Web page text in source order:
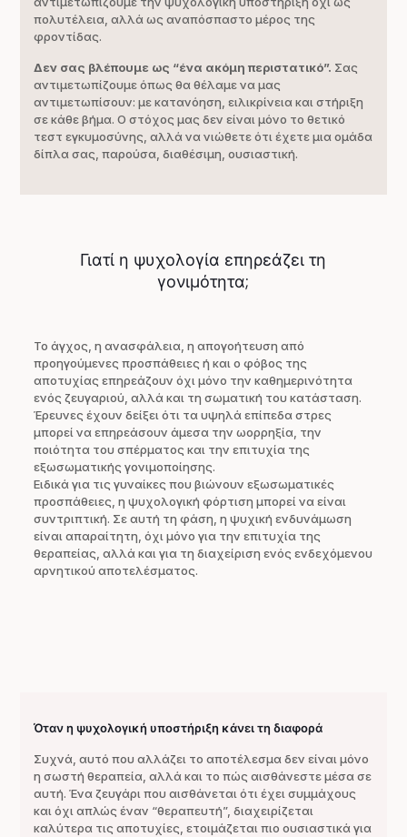
πολυτέλεια, αλλά ως αναπόσπαστο μέρος της
φροντίδας.
Δεν σας βλέπουμε ως “ένα ακόμη περιστατικό”. Σας
αντιμετωπίζουμε όπως θα θέλαμε να μας
αντιμετωπίσουν: με κατανόηση, ειλικρίνεια και στήριξη
σε κάθε βήμα. Ο στόχος μας δεν είναι μόνο το θετικό
τεστ εγκυμοσύνης, αλλά να νιώθετε ότι έχετε μια ομάδα
δίπλα σας, παρούσα, διαθέσιμη, ουσιαστική.
Γιατί η ψυχολογία επηρεάζει τη
γονιμότητα;
Το άγχος, η ανασφάλεια, η απογοήτευση από
προηγούμενες προσπάθειες ή και ο φόβος της
αποτυχίας επηρεάζουν όχι μόνο την καθημερινότητα
ενός ζευγαριού, αλλά και τη σωματική του κατάσταση.
Έρευνες έχουν δείξει ότι τα υψηλά επίπεδα στρες
μπορεί να επηρεάσουν άμεσα την ωορρηξία, την
ποιότητα του σπέρματος και την επιτυχία της
εξωσωματικής γονιμοποίησης.
Ειδικά για τις γυναίκες που βιώνουν εξωσωματικές
προσπάθειες, η ψυχολογική φόρτιση μπορεί να είναι
συντριπτική. Σε αυτή τη φάση, η ψυχική ενδυνάμωση
είναι απαραίτητη, όχι μόνο για την επιτυχία της
θεραπείας, αλλά και για τη διαχείριση ενός ενδεχόμενου
αρνητικού αποτελέσματος.
Όταν η ψυχολογική υποστήριξη κάνει τη διαφορά
Συχνά, αυτό που αλλάζει το αποτέλεσμα δεν είναι μόνο
η σωστή θεραπεία, αλλά και το πώς αισθάνεστε μέσα σε
αυτή. Ένα ζευγάρι που αισθάνεται ότι έχει συμμάχους
και όχι απλώς έναν “θεραπευτή”, διαχειρίζεται
καλύτερα τις αποτυχίες, ετοιμάζεται πιο ουσιαστικά για